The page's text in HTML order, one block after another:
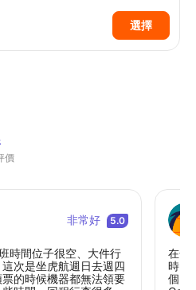
選擇
價
非常好 5.0
時間位子很空、大件行
次是坐虎航週日去週四
的時候機器都無法領要
在金
時需
個